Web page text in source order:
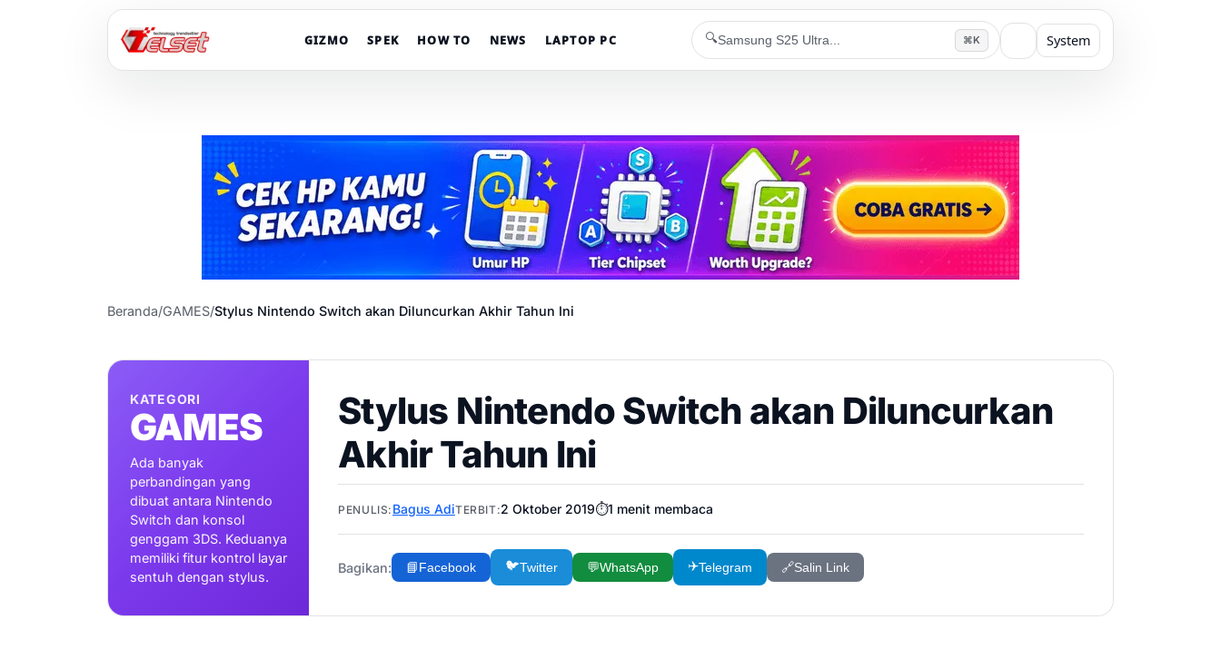
GIZMO SPEK HOW TO NEWS LAPTOP PC 🔍 ⌘K System
Beranda/GAMES/Stylus Nintendo Switch akan Diluncurkan Akhir Tahun Ini
KATEGORI
GAMES
Ada banyak
perbandingan yang
dibuat antara Nintendo
Switch dan konsol
genggam 3DS. Keduanya
memiliki fitur kontrol layar
sentuh dengan stylus.
Stylus Nintendo Switch akan Diluncurkan
Akhir Tahun Ini
PENULIS: Bagus AdiTERBIT:2 Oktober 2019⏱️1 menit membaca
Bagikan: 📘Facebook 🐦Twitter 💬WhatsApp ✈️Telegram 🔗Salin Link